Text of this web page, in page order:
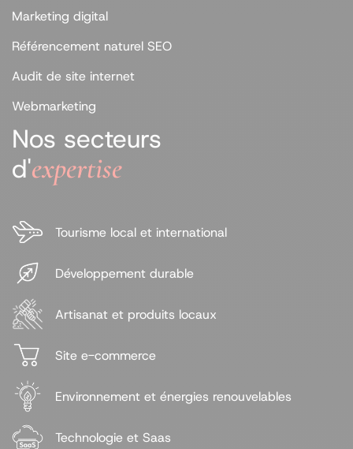
Marketing digital
Référencement naturel SEO
Audit de site internet
Webmarketing
Nos secteurs
d'expertise
Tourisme local et international
Développement durable
Artisanat et produits locaux
Site e-commerce
Environnement et énergies renouvelables
Technologie et Saas